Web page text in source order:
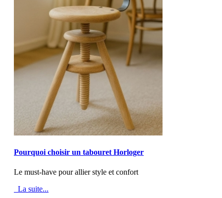
Pourquoi choisir un tabouret Horloger
Le must-have pour allier style et confort
La suite...